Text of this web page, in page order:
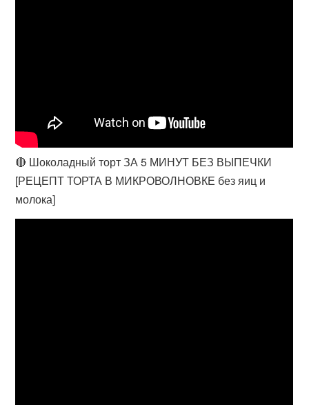
🔴 Шоколадный торт ЗА 5 МИНУТ БЕЗ ВЫПЕЧКИ
[РЕЦЕПТ ТОРТА В МИКРОВОЛНОВКЕ без яиц и
молока]